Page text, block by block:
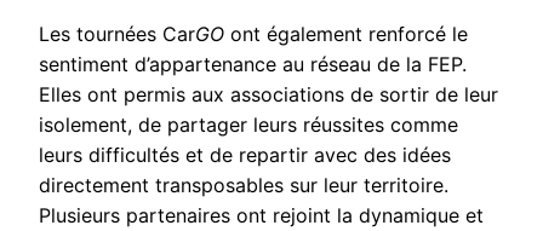
Les tournées CarGO ont également renforcé le
sentiment d’appartenance au réseau de la FEP.
Elles ont permis aux associations de sortir de leur
isolement, de partager leurs réussites comme
leurs difficultés et de repartir avec des idées
directement transposables sur leur territoire.
Plusieurs partenaires ont rejoint la dynamique et